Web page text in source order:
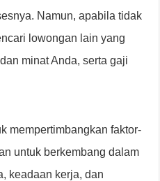
Namun, apabila tidak
lowongan lain yang
minat Anda, serta gaji
mempertimbangkan faktor-
untuk berkembang dalam
keadaan kerja, dan